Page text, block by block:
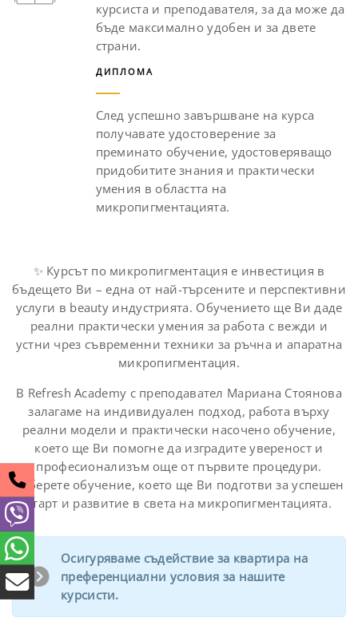
курсиста и преподавателя, за да може да
бъде максимално удобен и за двете
страни.
ДИПЛОМА
След успешно завършване на курса
получавате удостоверение за
преминато обучение, удостоверяващо
придобитите знания и практически
умения в областта на
микропигментацията.
✨ Курсът по микропигментация е инвестиция в
бъдещето Ви – една от най-търсените и перспективни
услуги в beauty индустрията. Обучението ще Ви даде
реални практически умения за работа с вежди и
устни чрез съвременни техники за ръчна и апаратна
микропигментация.
В Refresh Academy с преподавател Мариана Стоянова
залагаме на индивидуален подход, работа върху
реални модели и практически насочено обучение,
което ще Ви помогне да изградите увереност и
професионализъм още от първите процедури.
Изберете обучение, което ще Ви подготви за успешен
старт и развитие в света на микропигментацията.
Осигуряваме съдействие за квартира на
преференциални условия за нашите
курсисти.